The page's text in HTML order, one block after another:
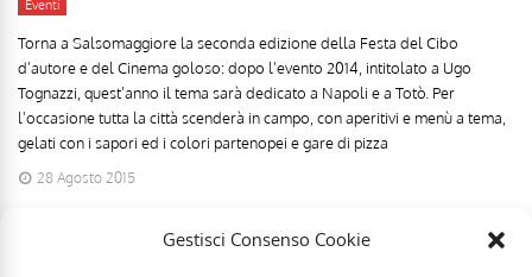
Gestisci Consenso Cookie
Eventi
Torna a Salsomaggiore la seconda edizione della Festa del Cibo
d'autore e del Cinema goloso: dopo l'evento 2014, intitolato a Ugo
Tognazzi, quest'anno il tema sarà dedicato a Napoli e a Totò. Per
l'occasione tutta la città scenderà in campo, con aperitivi e menù a tema,
gelati con i sapori ed i colori partenopei e gare di pizza
28 Agosto 2015